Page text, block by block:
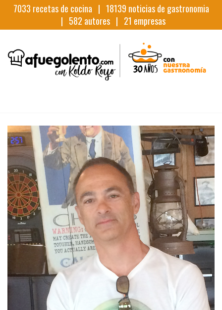
7033 recetas de cocina | 18139 noticias de gastronomia
| 582 autores | 21 empresas